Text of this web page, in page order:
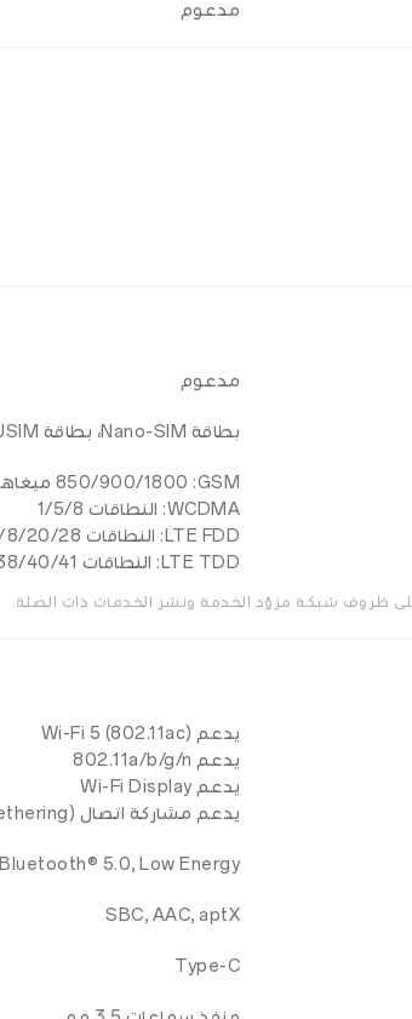
مدعوم
مدعوم
بطاقة Nano-SIM، بطاقة Nano-USIM
GSM: ‏850/900/1800 ميغاهرتز
WCDMA: ‏النطاقات 1/5/8
LTE FDD: ‏النطاقات 1/3/5/7/8/20/28
LTE TDD: ‏النطاقات 38/40/41
ظروف شبكة مزوّد الخدمة ونشر الخدمات ذات الصلة.
يدعم Wi-Fi 5 (802.11ac)
يدعم 802.11a/b/g/n
يدعم Wi-Fi Display
يدعم مشاركة اتصال WLAN (WLAN Tethering)
Bluetooth® 5.0, Low Energy
SBC, AAC, aptX
Type-C